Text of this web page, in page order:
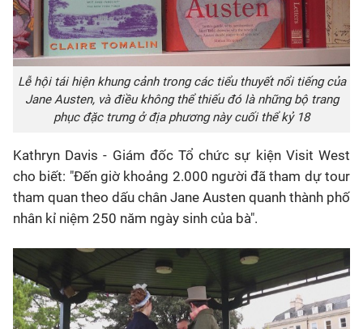
Lễ hội tái hiện khung cảnh trong các tiểu thuyết nổi tiếng của
Jane Austen, và điều không thể thiếu đó là những bộ trang
phục đặc trưng ở địa phương này cuối thể kỷ 18
Kathryn Davis - Giám đốc Tổ chức sự kiện Visit West
cho biết: "Đến giờ khoảng 2.000 người đã tham dự tour
tham quan theo dấu chân Jane Austen quanh thành phố
nhân kỉ niệm 250 năm ngày sinh của bà".